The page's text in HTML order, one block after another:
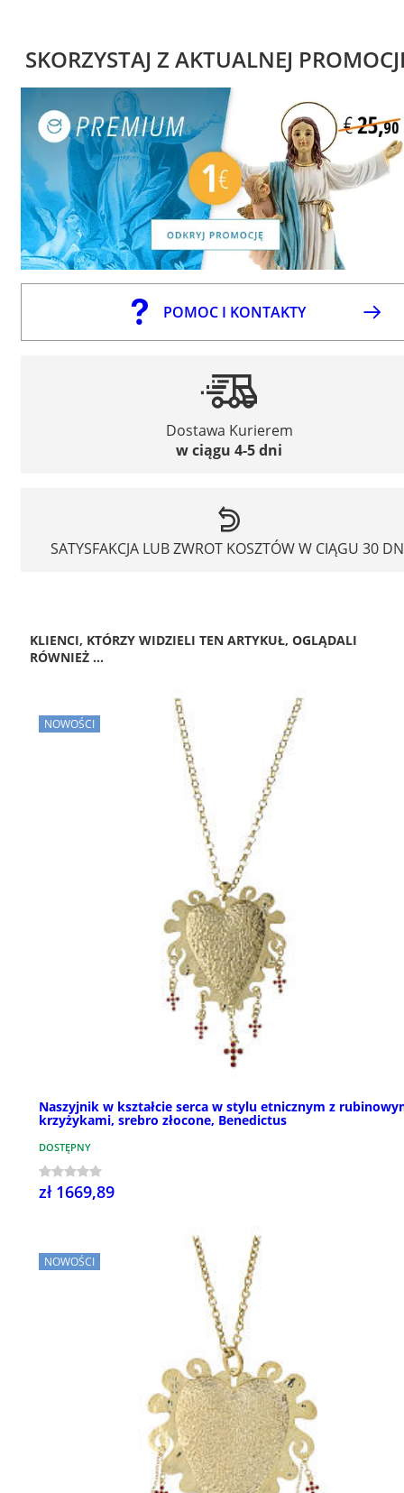
SKORZYSTAJ Z AKTUALNEJ
POMOC I KONTAKTY
Dostawa Kurierem
w ciągu 4-5 dni
SATYSFAKCJA LUB ZWROT KOSZTÓW W CIĄGU 30
KLIENCI, KTÓRZY WIDZIELI TEN ARTYKUŁ, OGLĄDALI
RÓWNIEŻ ...
NOWOŚCI
Naszyjnik w kształcie serca w stylu etnicznym z
krzyżykami, srebro złocone, Benedictus
DOSTĘPNY
zł 1669,89
NOWOŚCI